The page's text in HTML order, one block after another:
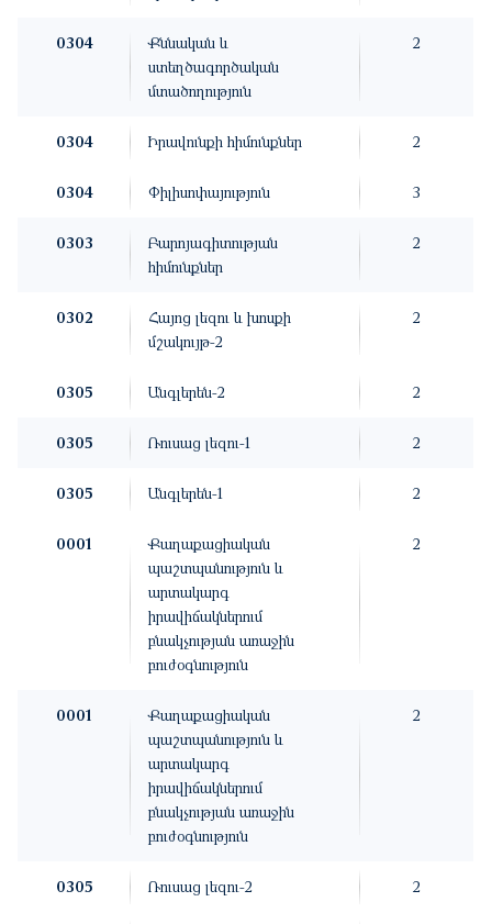
0304
Քննական և
ստեղծագործական
մտածողություն
2
0304 Իրավունքի հիմունքներ 2
0304 Փիլիսոփայություն 3
0303
Բարոյագիտության
հիմունքներ
2
0302
Հայոց լեզու և խոսքի
մշակույթ-2
2
0305 Անգլերեն-2 2
0305 Ռուսաց լեզու-1 2
0305 Անգլերեն-1 2
0001
Քաղաքացիական
պաշտպանություն և
արտակարգ
իրավիճակներում
բնակչության առաջին
բուժօգնություն
2
0001
Քաղաքացիական
պաշտպանություն և
արտակարգ
իրավիճակներում
բնակչության առաջին
բուժօգնություն
2
0305 Ռուսաց լեզու-2 2